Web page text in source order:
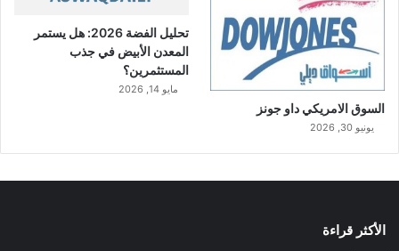
السوق الامريكي داو جونز
يونيو 30, 2026
تحليل الفضة 2026: هل يستمر
المعدن الأبيض في جذب
المستثمرين؟
مايو 14, 2026
الأكثر قراءة